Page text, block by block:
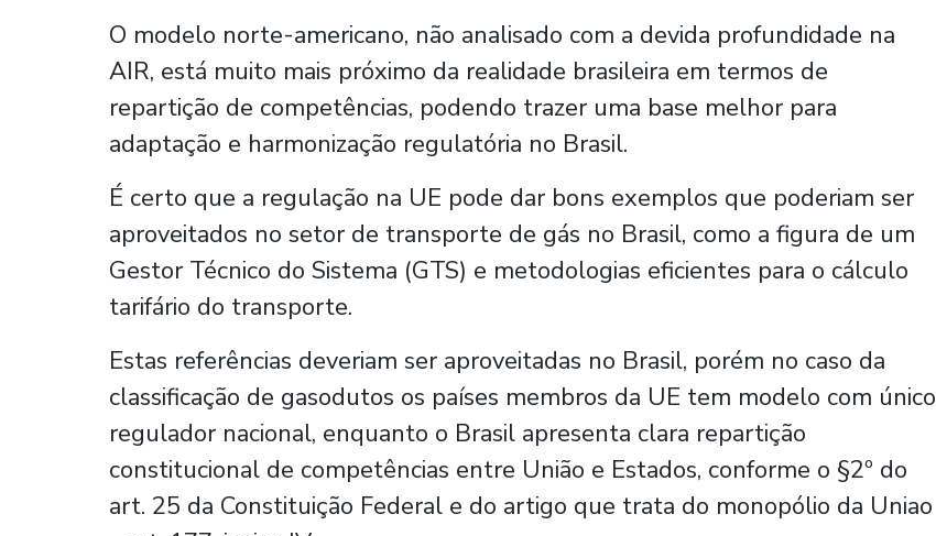
O modelo norte-americano, não analisado com a devida profundidade na
AIR, está muito mais próximo da realidade brasileira em termos de
repartição de competências, podendo trazer uma base melhor para
adaptação e harmonização regulatória no Brasil.
É certo que a regulação na UE pode dar bons exemplos que poderiam ser
aproveitados no setor de transporte de gás no Brasil, como a figura de um
Gestor Técnico do Sistema (GTS) e metodologias eficientes para o cálculo
tarifário do transporte.
Estas referências deveriam ser aproveitadas no Brasil, porém no caso da
classificação de gasodutos os países membros da UE tem modelo com único
regulador nacional, enquanto o Brasil apresenta clara repartição
constitucional de competências entre União e Estados, conforme o §2º do
art. 25 da Constituição Federal e do artigo que trata do monopólio da Uniao